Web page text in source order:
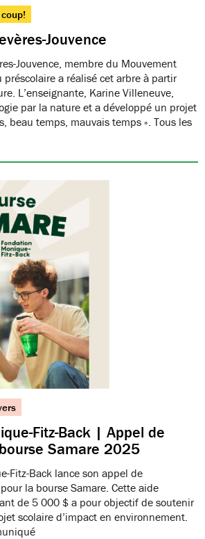
Jouvence
Jouvence, membre du Mouvement
préscolaire a réalisé cet arbre à partir
L’enseignante, Karine Villeneuve,
par la nature et a développé un projet
beau temps, mauvais temps ». Tous les
Fitz-Back | Appel de
Samare 2025
Fitz-Back lance son appel de
la bourse Samare. Cette aide
de 5 000 $ a pour objectif de soutenir
scolaire d’impact en environnement.